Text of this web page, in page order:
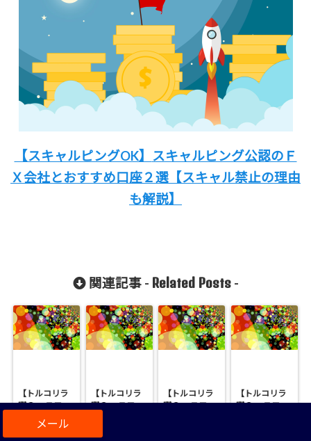
【スキャルピングOK】 スキャルピング公認のＦ
Ｘ会社とおすすめ口座２選 【スキャル禁止の理由
も解説】
関連記事 - Related Posts-
【トルコリラ
円のFXスワッ
較推移】
【トルコリラ
円のFXスワッ
【トルコリラ
円のFXスワッ
【トルコリラ
円のFXスワッ